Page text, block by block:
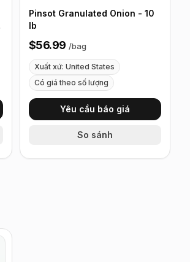
Pinsot Granulated Onion - 10
lb
$56.99 /bag
Xuất xứ: United States
Có giá theo số lượng
Yêu cầu báo giá
So sánh